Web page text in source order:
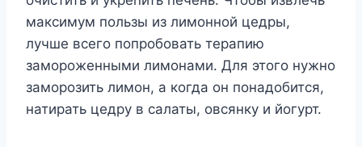
максимум пользы из лимонной цедры,
лучше всего попробовать терапию
замороженными лимонами. Для этого нужно
заморозить лимон, а когда он понадобится,
натирать цедру в салаты, овсянку и йогурт.